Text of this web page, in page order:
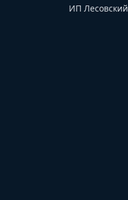
ИП Лесовский